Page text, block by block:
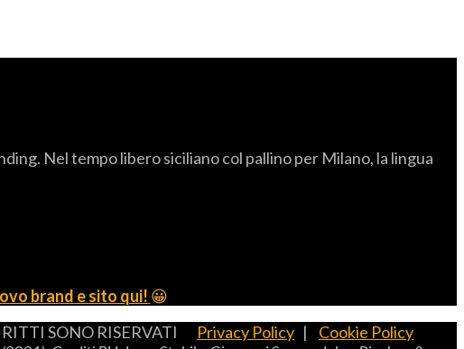
Nel tempo libero siciliano col pallino per Milano, la lingua
brand e sito qui! 😀
SONO RISERVATI Privacy Policy | Cookie Policy